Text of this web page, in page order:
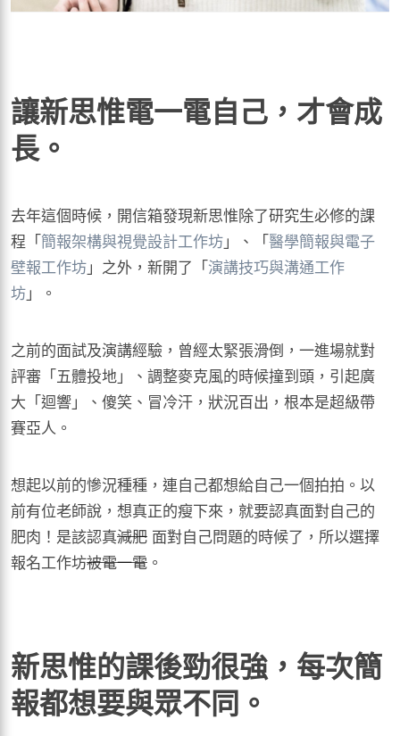
讓新思惟電一電自己，才會成
長。
去年這個時候，開信箱發現新思惟除了研究生必修的課
程「簡報架構與視覺設計工作坊」、「醫學簡報與電子
壁報工作坊」之外，新開了「演講技巧與溝通工作
坊」。
之前的面試及演講經驗，曾經太緊張滑倒，一進場就對
評審「五體投地」、調整麥克風的時候撞到頭，引起廣
大「迴響」、傻笑、冒冷汗，狀況百出，根本是超級帶
賽亞人。
想起以前的慘況種種，連自己都想給自己一個拍拍。以
前有位老師說，想真正的瘦下來，就要認真面對自己的
肥肉！是該認真減肥 面對自己問題的時候了，所以選擇
報名工作坊被電一電 。
新思惟的課後勁很強，每次簡
報都想要與眾不同。